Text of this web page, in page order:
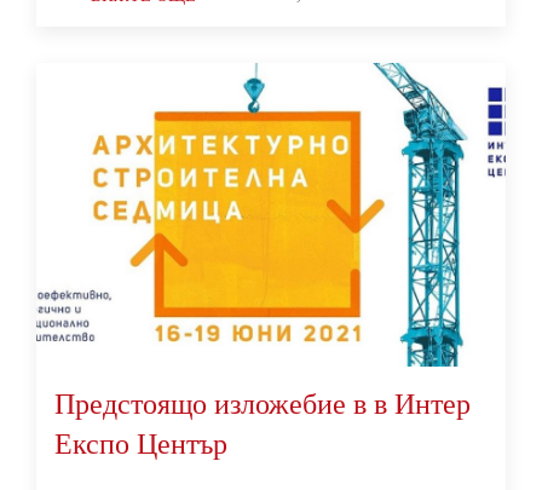
Предстоящо изложебие в в Интер
Експо Център